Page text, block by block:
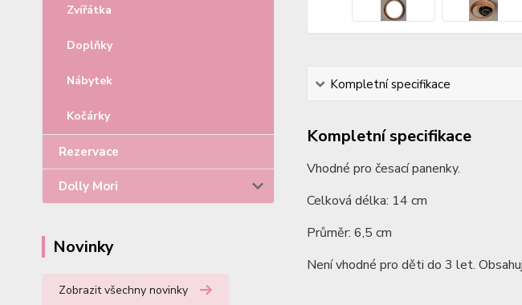
Zvířátka
Doplňky
Nábytek
Kočárky
Rezervace
Dolly Mori
Novinky
Zobrazit všechny novinky
Kompletní specifikace
Kompletní specifikace
Vhodné pro česací panenky.
Celková délka: 14 cm
Průměr: 6,5 cm
Není vhodné pro děti do 3 let.